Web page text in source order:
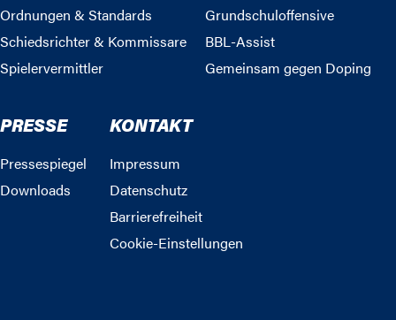
Ordnungen & Standards
Schiedsrichter & Kommissare
Spielervermittler
Grundschuloffensive
BBL-Assist
Gemeinsam gegen Doping
PRESSE
Pressespiegel
Downloads
KONTAKT
Impressum
Datenschutz
Barrierefreiheit
Cookie-Einstellungen